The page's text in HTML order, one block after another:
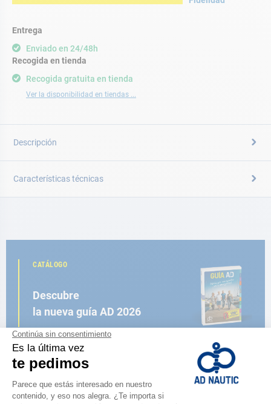
Entrega
Enviado en 24/48h
Recogida gratuita en tienda
Ver la disponibilidad en tiendas ...
Recogida en tienda
Descripción
Características técnicas
CATÁLOGO
Descubre
la nueva guía AD 2026
NAVEGAR POR EL CATÁLOGO